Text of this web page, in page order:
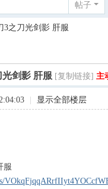
帖子
3之刀光剑影 肝服
剑影 肝服 [复制链接] 主
显示全部楼层
服